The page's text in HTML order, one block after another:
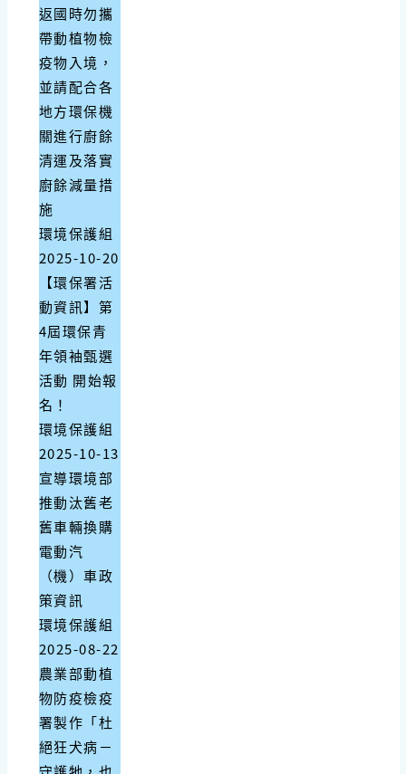
返國時勿攜
帶動植物檢
疫物入境，
並請配合各
地方環保機
關進行廚餘
清運及落實
廚餘減量措
施
環境保護組
2025-10-20
【環保署活
動資訊】第
4屆環保青
年領袖甄選
活動 開始報
名！
環境保護組
2025-10-13
宣導環境部
推動汰舊老
舊車輛換購
電動汽
（機）車政
策資訊
環境保護組
2025-08-22
農業部動植
物防疫檢疫
署製作「杜
絕狂犬病－